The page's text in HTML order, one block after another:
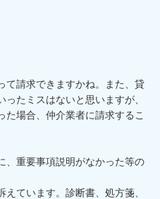
請求できますかね。また、貸
たミスはないと思いますが、
た場合、仲介業者に請求するこ
重要事項説明がなかった等の
ています。診断書、処方箋、